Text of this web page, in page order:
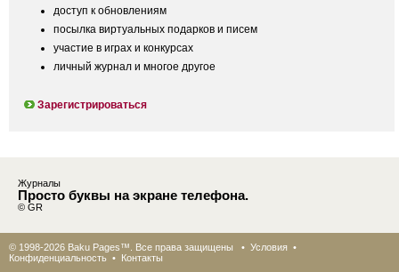
доступ к обновлениям
посылка виртуальных подарков и писем
участие в играх и конкурсах
личный журнал и многое другое
Зарегистрироваться
Журналы
Просто буквы на экране телефона.
© GR
© 1998-2026 Baku Pages™. Все права защищены • Условия •
Конфиденциальность • Контакты